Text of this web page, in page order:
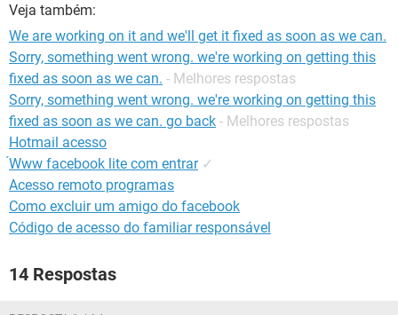
Veja também:
We are working on it and we'll get it fixed as soon as we can.
Sorry, something went wrong. we're working on getting this
fixed as soon as we can. - Melhores respostas
Sorry, something went wrong. we're working on getting this
fixed as soon as we can. go back - Melhores respostas
Hotmail acesso
́Www facebook lite com entrar ✓
Acesso remoto programas
Como excluir um amigo do facebook
Código de acesso do familiar responsável
14 Respostas